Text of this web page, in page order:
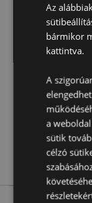
További
Információ
Nem
Nem
Nem
Eden
Az
bármikor
kattintva.
A
a
sütik
célzó